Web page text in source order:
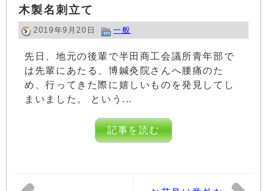
木製名刺立て
2019年9月20日 一般
先日、地元の後輩で半田商工会議所青年部で
は先輩にあたる、博鍼灸院さんへ腰痛のた
め、行ってきた際に嬉しいものを発見してし
まいました。 という...
記事を読む